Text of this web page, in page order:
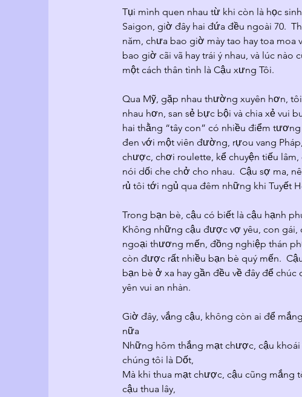
Tụi mình quen nhau từ khi còn là học
Saigon, giờ đây hai đứa đều ngoài 70.
năm, chưa bao giờ mày tao hay toa moa
bao giờ cãi vã hay trái ý nhau, và lúc nào
một cách thân tình là Cậu xưng Tôi.
Qua Mỹ, gặp nhau thường xuyên hơn,
nhau hơn, san sẻ bực bội và chia xẻ vui
hai thằng “tây con” có nhiều điểm
đen với một viên đường, rựou vang
chược, chơi roulette, kể chuyện tiếu
nói dối che chở cho nhau.  Cậu sợ ma,
rủ tôi tới ngủ qua đêm những khi Tuyết
Trong bạn bè, cậu có biết là cậu hạnh
Không những cậu được vợ yêu, con gái,
ngoại thương mến, đồng nghiệp thán
còn được rất nhiều bạn bè quý mến.
bạn bè ở xa hay gần đều về đây để chúc
yên vui an nhàn.
Giờ đây, vắng cậu, không còn ai để
nữa
Những hôm thắng mạt chược, cậu khoái
chúng tôi là Dốt,
Mà khi thua mạt chược, cậu cũng mắng
cậu thua lây,